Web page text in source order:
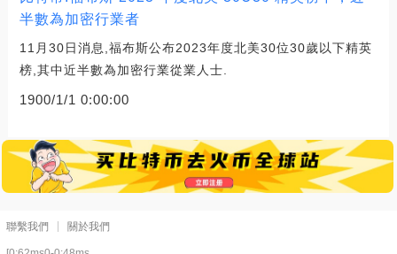
半數為加密行業者
11月30日消息,福布斯公布2023年度北美30位30歲以下精英
榜,其中近半數為加密行業從業人士.
1900/1/1 0:00:00
聯繫我們 關於我們